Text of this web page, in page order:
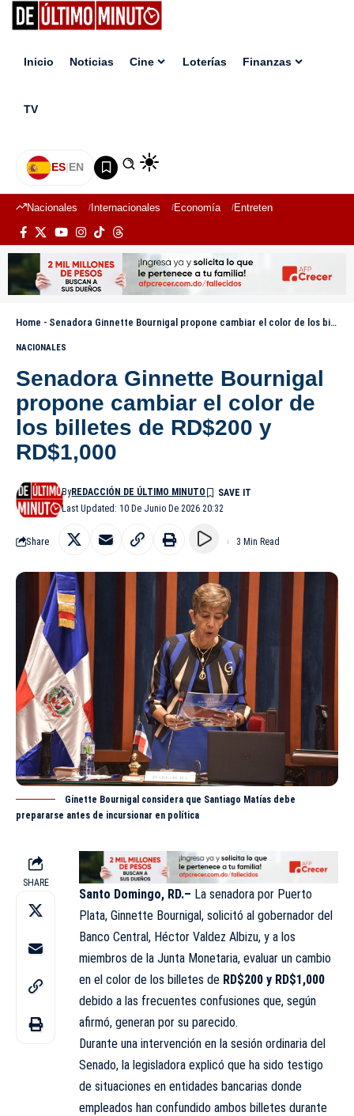
Inicio Noticias Cine Loterías Finanzas
TV
ES|EN
Nacionales Internacionales Economía Entretenimiento
Home - Senadora Ginnette Bournigal propone cambiar el color de los billetes de RD$200 y RD$1,000
NACIONALES
Senadora Ginnette Bournigal
propone cambiar el color de
los billetes de RD$200 y
RD$1,000
Last Updated: 10 De Junio De 2026 20:32
ByREDACCIÓN DE ÚLTIMO MINUTO
Share 3 Min Read
Ginette Bournigal considera que Santiago Matías debe
prepararse antes de incursionar en política
SHARE
Santo Domingo, RD.– La senadora por Puerto
Plata, Ginnette Bournigal, solicitó al gobernador del
Banco Central, Héctor Valdez Albizu, y a los
miembros de la Junta Monetaria, evaluar un cambio
en el color de los billetes de RD$200 y RD$1,000
debido a las frecuentes confusiones que, según
afirmó, generan por su parecido.
Durante una intervención en la sesión ordinaria del
Senado, la legisladora explicó que ha sido testigo
de situaciones en entidades bancarias donde
empleados han confundido ambos billetes durante